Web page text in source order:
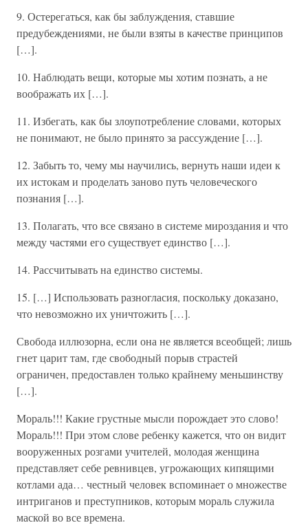
9. Остерегаться, как бы заблуждения, ставшие
предубеждениями, не были взяты в качестве принципов
[…].
10. Наблюдать вещи, которые мы хотим познать, а не
воображать их […].
11. Избегать, как бы злоупотребление словами, которых
не понимают, не было принято за рассуждение […].
12. Забыть то, чему мы научились, вернуть наши идеи к
их истокам и проделать заново путь человеческого
познания […].
13. Полагать, что все связано в системе мироздания и что
между частями его существует единство […].
14. Рассчитывать на единство системы.
15. […] Использовать разногласия, поскольку доказано,
что невозможно их уничтожить […].
Свобода иллюзорна, если она не является всеобщей; лишь
гнет царит там, где свободный порыв страстей
ограничен, предоставлен только крайнему меньшинству
[…].
Мораль!!! Какие грустные мысли порождает это слово!
Мораль!!! При этом слове ребенку кажется, что он видит
вооруженных розгами учителей, молодая женщина
представляет себе ревнивцев, угрожающих кипящими
котлами ада… честный человек вспоминает о множестве
интриганов и преступников, которым мораль служила
маской во все времена.